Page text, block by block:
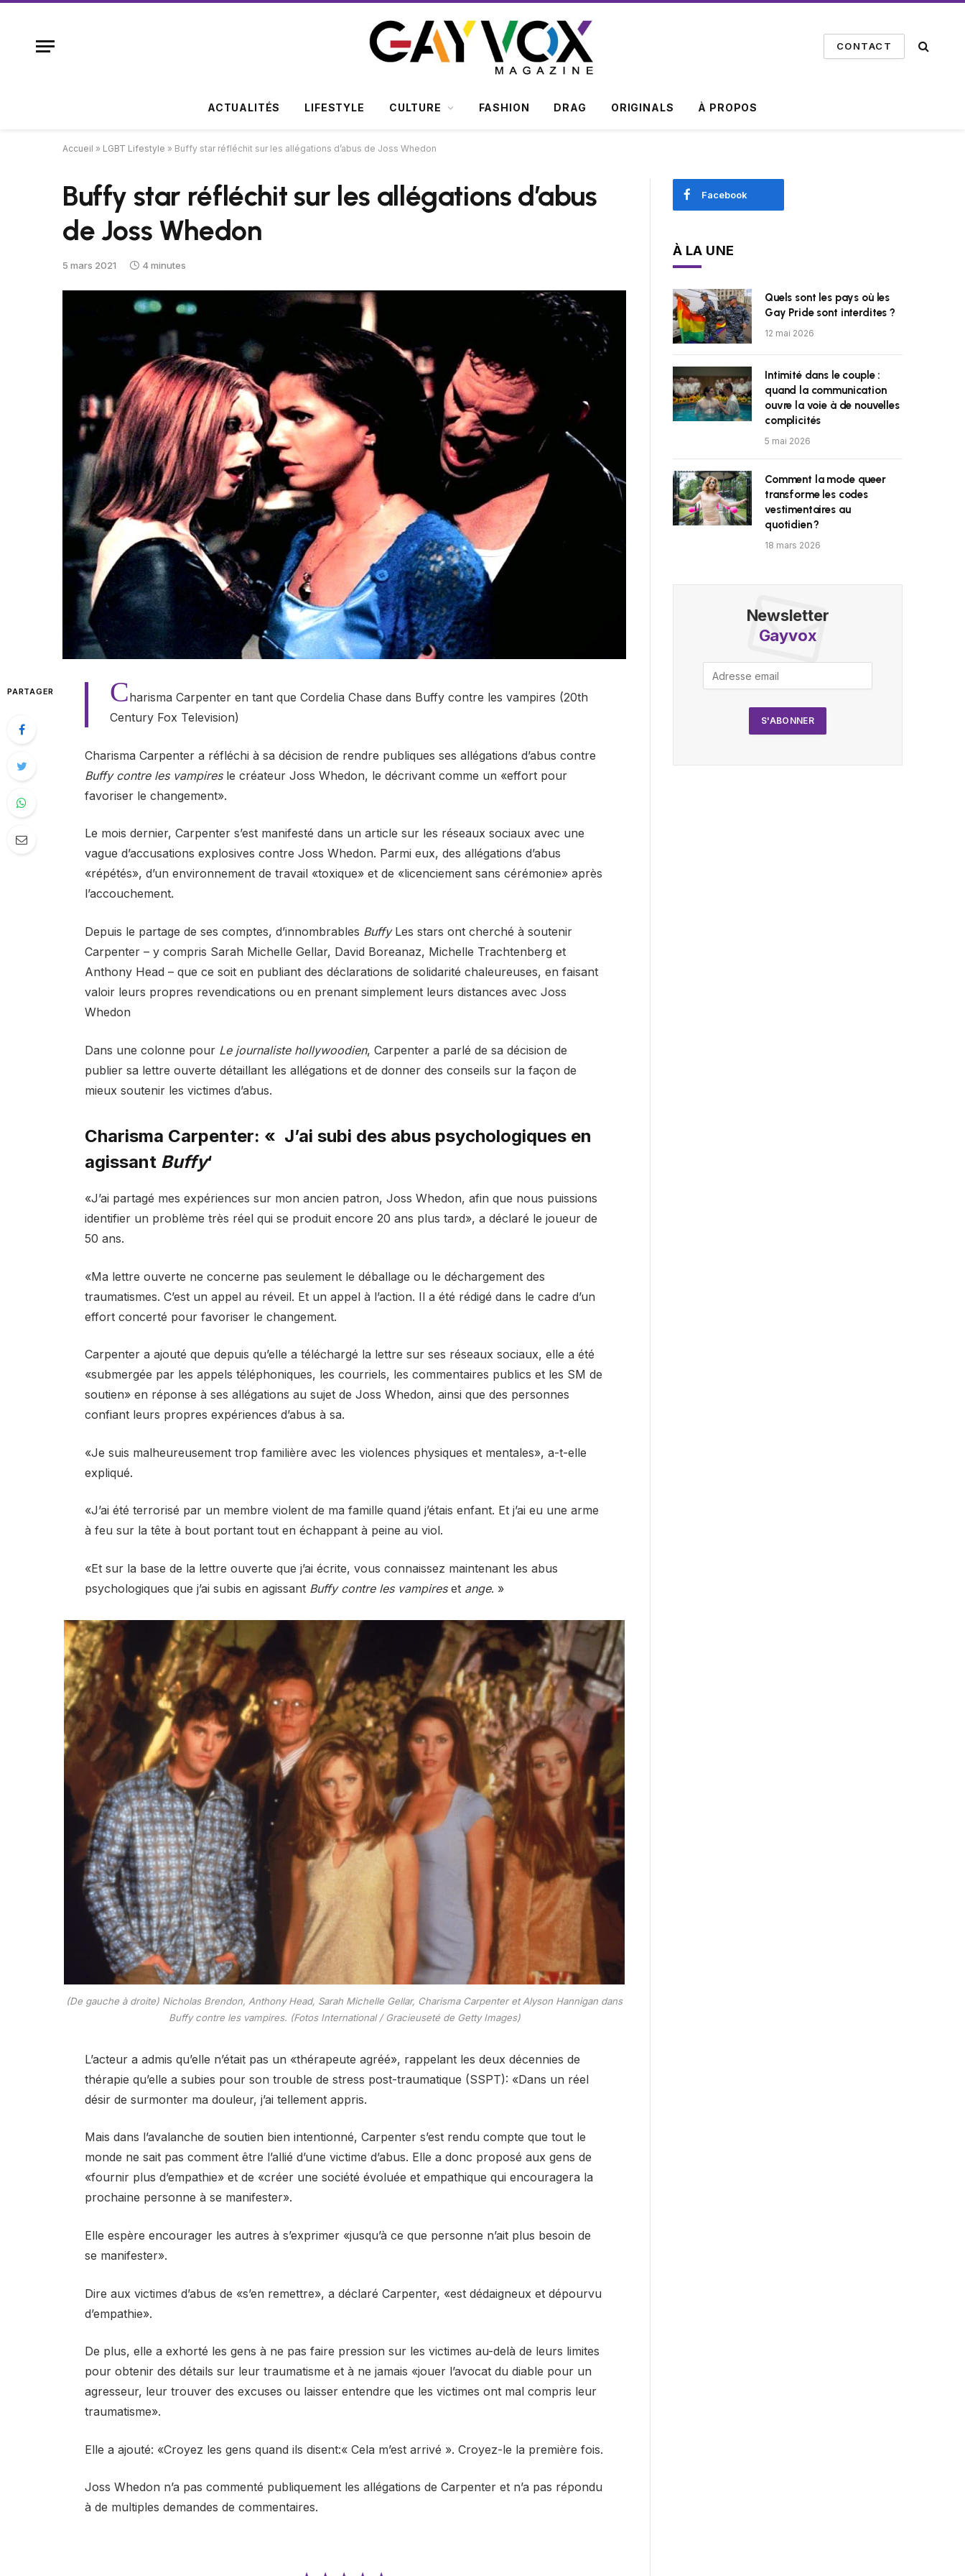
CONTACT
ACTUALITÉS LIFESTYLE CULTURE FASHION DRAG ORIGINALS À PROPOS
Accueil » LGBT Lifestyle » Buffy star réfléchit sur les allégations d’abus de Joss Whedon
Buffy star réfléchit sur les allégations d’abus
de Joss Whedon
5 mars 2021 4 minutes
PARTAGER Charisma Carpenter en tant que Cordelia Chase dans Buffy contre les vampires (20th
Century Fox Television)
Charisma Carpenter a réfléchi à sa décision de rendre publiques ses allégations d’abus contre
Buffy contre les vampiresle créateur Joss Whedon, le décrivant comme un «effort pour
favoriser le changement».
Le mois dernier, Carpenter s’est manifesté dans un article sur les réseaux sociaux avec une
vague d’accusations explosives contre Joss Whedon. Parmi eux, des allégations d’abus
«répétés», d’un environnement de travail «toxique» et de «licenciement sans cérémonie» après
l’accouchement.
Depuis le partage de ses comptes, d’innombrables BuffyLes stars ont cherché à soutenir
Carpenter – y compris Sarah Michelle Gellar, David Boreanaz, Michelle Trachtenberg et
Anthony Head – que ce soit en publiant des déclarations de solidarité chaleureuses, en faisant
valoir leurs propres revendications ou en prenant simplement leurs distances avec Joss
Whedon
Dans une colonne pourLe journaliste hollywoodien, Carpenter a parlé de sa décision de
publier sa lettre ouverte détaillant les allégations et de donner des conseils sur la façon de
mieux soutenir les victimes d’abus.
Charisma Carpenter: « J’ai subi des abus psychologiques en
agissant Buffy‘
«J’ai partagé mes expériences sur mon ancien patron, Joss Whedon, afin que nous puissions
identifier un problème très réel qui se produit encore 20 ans plus tard», a déclaré le joueur de
50 ans.
«Ma lettre ouverte ne concerne pas seulement le déballage ou le déchargement des
traumatismes. C’est un appel au réveil. Et un appel à l’action. Il a été rédigé dans le cadre d’un
effort concerté pour favoriser le changement.
Carpenter a ajouté que depuis qu’elle a téléchargé la lettre sur ses réseaux sociaux, elle a été
«submergée par les appels téléphoniques, les courriels, les commentaires publics et les SM de
soutien» en réponse à ses allégations au sujet de Joss Whedon, ainsi que des personnes
confiant leurs propres expériences d’abus à sa.
«Je suis malheureusement trop familière avec les violences physiques et mentales», a-t-elle
expliqué.
«J’ai été terrorisé par un membre violent de ma famille quand j’étais enfant. Et j’ai eu une arme
à feu sur la tête à bout portant tout en échappant à peine au viol.
«Et sur la base de la lettre ouverte que j’ai écrite, vous connaissez maintenant les abus
psychologiques que j’ai subis en agissant Buffy contre les vampires et ange. »
(De gauche à droite) Nicholas Brendon, Anthony Head, Sarah Michelle Gellar, Charisma Carpenter et Alyson Hannigan dans
Buffy contre les vampires. (Fotos International / Gracieuseté de Getty Images)
L’acteur a admis qu’elle n’était pas un «thérapeute agréé», rappelant les deux décennies de
thérapie qu’elle a subies pour son trouble de stress post-traumatique (SSPT): «Dans un réel
désir de surmonter ma douleur, j’ai tellement appris.
Mais dans l’avalanche de soutien bien intentionné, Carpenter s’est rendu compte que tout le
monde ne sait pas comment être l’allié d’une victime d’abus. Elle a donc proposé aux gens de
«fournir plus d’empathie» et de «créer une société évoluée et empathique qui encouragera la
prochaine personne à se manifester».
Elle espère encourager les autres à s’exprimer «jusqu’à ce que personne n’ait plus besoin de
se manifester».
Dire aux victimes d’abus de «s’en remettre», a déclaré Carpenter, «est dédaigneux et dépourvu
d’empathie».
De plus, elle a exhorté les gens à ne pas faire pression sur les victimes au-delà de leurs limites
pour obtenir des détails sur leur traumatisme et à ne jamais «jouer l’avocat du diable pour un
agresseur, leur trouver des excuses ou laisser entendre que les victimes ont mal compris leur
traumatisme».
Elle a ajouté: «Croyez les gens quand ils disent:« Cela m’est arrivé ». Croyez-le la première fois.
Joss Whedon n’a pas commenté publiquement les allégations de Carpenter et n’a pas répondu
à de multiples demandes de commentaires.
Facebook
À LA UNE
Quels sont les pays où les
Gay Pride sont interdites ?
12 mai 2026
Intimité dans le couple :
quand la communication
ouvre la voie à de nouvelles
complicités
5 mai 2026
Comment la mode queer
transforme les codes
vestimentaires au
quotidien ?
18 mars 2026
Newsletter
Gayvox